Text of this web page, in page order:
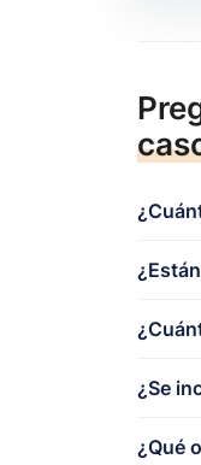
¿Se
¿Qué